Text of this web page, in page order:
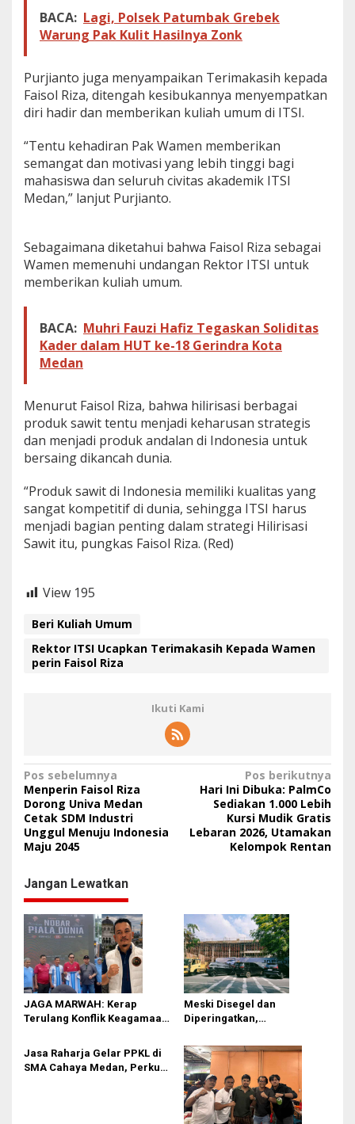
h
K
e
a
d
a
W
m
e
n
p
e
n
F
a
i
l
R
BACA: Lagi, Polsek Patumbak Grebek
Warung Pak Kulit Hasilnya Zonk
Purjianto juga menyampaikan Terimakasih kepada
Faisol Riza, ditengah kesibukannya menyempatkan
diri hadir dan memberikan kuliah umum di ITSI.
“Tentu kehadiran Pak Wamen memberikan
semangat dan motivasi yang lebih tinggi bagi
mahasiswa dan seluruh civitas akademik ITSI
Medan,” lanjut Purjianto.
Sebagaimana diketahui bahwa Faisol Riza sebagai
Wamen memenuhi undangan Rektor ITSI untuk
memberikan kuliah umum.
BACA: Muhri Fauzi Hafiz Tegaskan Soliditas
Kader dalam HUT ke-18 Gerindra Kota
Medan
Menurut Faisol Riza, bahwa hilirisasi berbagai
produk sawit tentu menjadi keharusan strategis
dan menjadi produk andalan di Indonesia untuk
bersaing dikancah dunia.
“Produk sawit di Indonesia memiliki kualitas yang
sangat kompetitif di dunia, sehingga ITSI harus
menjadi bagian penting dalam strategi Hilirisasi
Sawit itu, pungkas Faisol Riza. (Red)
View 195
Beri Kuliah Umum
Rektor ITSI Ucapkan Terimakasih Kepada Wamen
perin Faisol Riza
Ikuti Kami
N
a
v
i
a
s
i
p
o
s
Pos sebelumnya
Menperin Faisol Riza
Dorong Univa Medan
Cetak SDM Industri
Unggul Menuju Indonesia
Maju 2045
Pos berikutnya
Hari Ini Dibuka: PalmCo
Sediakan 1.000 Lebih
Kursi Mudik Gratis
Lebaran 2026, Utamakan
Kelompok Rentan
Jangan Lewatkan
JAGA MARWAH: Kerap
Terulang Konflik Keagamaan,
Ciptakan Kondusifitas
Meski Disegel dan
Diperingatkan,
Tanpa PBG Tetap Berlanjut di
Medan
Jasa Raharja Gelar PPKL di
SMA Cahaya Medan, Perkuat